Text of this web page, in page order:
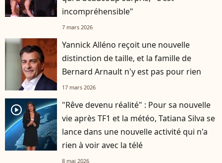
incompréhensible"
7 mars 2026
Yannick Alléno reçoit une nouvelle
distinction de taille, et la famille de
Bernard Arnault n'y est pas pour rien
17 mars 2026
player2
"Rêve devenu réalité" : Pour sa nouvelle
vie après TF1 et la météo, Tatiana Silva se
lance dans une nouvelle activité qui n'a
rien à voir avec la télé
8 mai 2026